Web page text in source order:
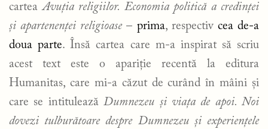
carteaAvuția religiilor. Economia politică a credinței
și apartenenței religioase– prima, respectiv cea de-a
doua parte. Însă cartea care m-a inspirat să scriu
acest text este o apariție recentă la editura
Humanitas, care mi-a căzut de curând în mâini și
care se intituleazăDumnezeu și viața de apoi. Noi
dovezi tulburătoare despre Dumnezeu și experiențele